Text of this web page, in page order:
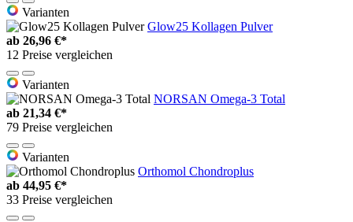
Varianten
Glow25 Kollagen Pulver
ab 26,96 €*
12 Preise vergleichen
Varianten
NORSAN Omega-3 Total
ab 21,34 €*
79 Preise vergleichen
Varianten
Orthomol Chondroplus
ab 44,95 €*
33 Preise vergleichen